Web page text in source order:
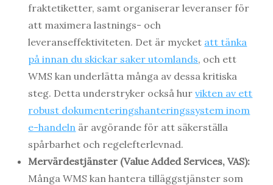
fraktetiketter, samt organiserar leveranser för
att maximera lastnings- och
leveranseffektiviteten. Det är mycket att tänka
på innan du skickar saker utomlands, och ett
WMS kan underlätta många av dessa kritiska
steg. Detta understryker också hurvikten av ett
robust dokumenteringshanteringssystem inom
e-handeln är avgörande för att säkerställa
spårbarhet och regelefterlevnad.
Mervärdestjänster (Value Added Services, VAS):
Många WMS kan hantera tilläggstjänster som